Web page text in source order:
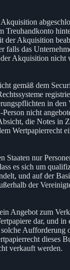
Treuhandkonto
der Akquisition
falls das
Akquisition
gemäß dem
in den
nicht
die Notes in
Wertpapierrecht
Staaten nur
es sich um
und auf der
der
Angebot zum
dar, und in
dieses
verkauft werden.